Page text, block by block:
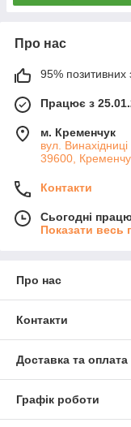
Про нас
95% позитивних
Працює з
м. Кременчук
вул.
39600,
Контакти
Сьогодні
Показати весь
Про нас
Контакти
Доставка та оплата
Графік роботи